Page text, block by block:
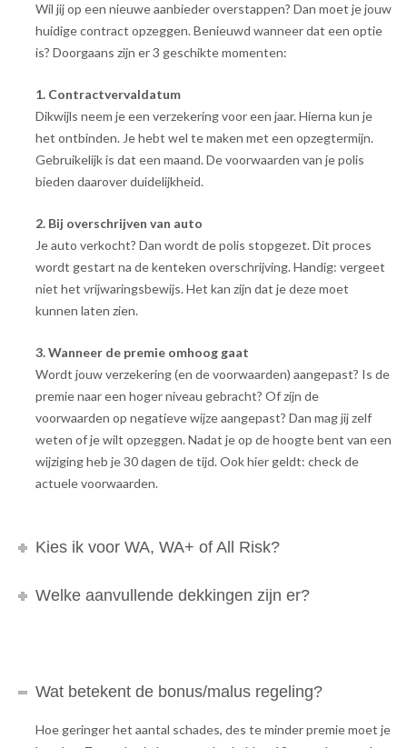
Wil jij op een nieuwe aanbieder overstappen? Dan moet je jouw
huidige contract opzeggen. Benieuwd wanneer dat een optie
is? Doorgaans zijn er 3 geschikte momenten:
1. Contractvervaldatum
Dikwijls neem je een verzekering voor een jaar. Hierna kun je
het ontbinden. Je hebt wel te maken met een opzegtermijn.
Gebruikelijk is dat een maand. De voorwaarden van je polis
bieden daarover duidelijkheid.
2. Bij overschrijven van auto
Je auto verkocht? Dan wordt de polis stopgezet. Dit proces
wordt gestart na de kenteken overschrijving. Handig: vergeet
niet het vrijwaringsbewijs. Het kan zijn dat je deze moet
kunnen laten zien.
3. Wanneer de premie omhoog gaat
Wordt jouw verzekering (en de voorwaarden) aangepast? Is de
premie naar een hoger niveau gebracht? Of zijn de
voorwaarden op negatieve wijze aangepast? Dan mag jij zelf
weten of je wilt opzeggen. Nadat je op de hoogte bent van een
wijziging heb je 30 dagen de tijd. Ook hier geldt: check de
actuele voorwaarden.
Kies ik voor WA, WA+ of All Risk?
Welke aanvullende dekkingen zijn er?
Wat betekent de bonus/malus regeling?
Hoe geringer het aantal schades, des te minder premie moet je